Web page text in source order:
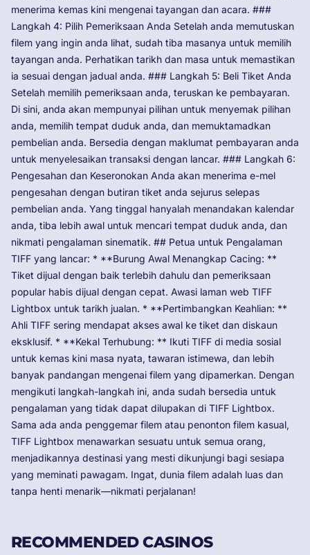
menerima kemas kini mengenai tayangan dan acara. ###
Langkah 4: Pilih Pemeriksaan Anda Setelah anda memutuskan
filem yang ingin anda lihat, sudah tiba masanya untuk memilih
tayangan anda. Perhatikan tarikh dan masa untuk memastikan
ia sesuai dengan jadual anda. ### Langkah 5: Beli Tiket Anda
Setelah memilih pemeriksaan anda, teruskan ke pembayaran.
Di sini, anda akan mempunyai pilihan untuk menyemak pilihan
anda, memilih tempat duduk anda, dan memuktamadkan
pembelian anda. Bersedia dengan maklumat pembayaran anda
untuk menyelesaikan transaksi dengan lancar. ### Langkah 6:
Pengesahan dan Keseronokan Anda akan menerima e-mel
pengesahan dengan butiran tiket anda sejurus selepas
pembelian anda. Yang tinggal hanyalah menandakan kalendar
anda, tiba lebih awal untuk mencari tempat duduk anda, dan
nikmati pengalaman sinematik. ## Petua untuk Pengalaman
TIFF yang lancar: * **Burung Awal Menangkap Cacing: **
Tiket dijual dengan baik terlebih dahulu dan pemeriksaan
popular habis dijual dengan cepat. Awasi laman web TIFF
Lightbox untuk tarikh jualan. * **Pertimbangkan Keahlian: **
Ahli TIFF sering mendapat akses awal ke tiket dan diskaun
eksklusif. * **Kekal Terhubung: ** Ikuti TIFF di media sosial
untuk kemas kini masa nyata, tawaran istimewa, dan lebih
banyak pandangan mengenai filem yang dipamerkan. Dengan
mengikuti langkah-langkah ini, anda sudah bersedia untuk
pengalaman yang tidak dapat dilupakan di TIFF Lightbox.
Sama ada anda penggemar filem atau penonton filem kasual,
TIFF Lightbox menawarkan sesuatu untuk semua orang,
menjadikannya destinasi yang mesti dikunjungi bagi sesiapa
yang meminati pawagam. Ingat, dunia filem adalah luas dan
tanpa henti menarik—nikmati perjalanan!
RECOMMENDED CASINOS